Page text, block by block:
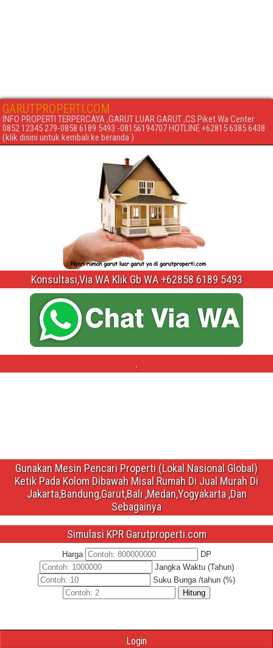
GARUTPROPERTI.COM
INFO PROPERTI TERPERCAYA ,GARUT LUAR GARUT ,CS Piket Wa Center
0852 12345 279-0858 6189 5493 -08156194707 HOTLINE +62815 6385 6438
(klik disini untuk kembali ke beranda )
Konsultasi,Via WA Klik Gb WA +62858 6189 5493
.
Gunakan Mesin Pencari Properti (Lokal Nasional Global)
Ketik Pada Kolom Dibawah Misal Rumah Di Jual Murah Di
Jakarta,Bandung,Garut,Bali ,Medan,Yogyakarta ,Dan
Sebagainya
Simulasi KPR Garutproperti.com
Harga
DP
Jangka Waktu (Tahun)
Suku Bunga /tahun (%)
Hitung
Login